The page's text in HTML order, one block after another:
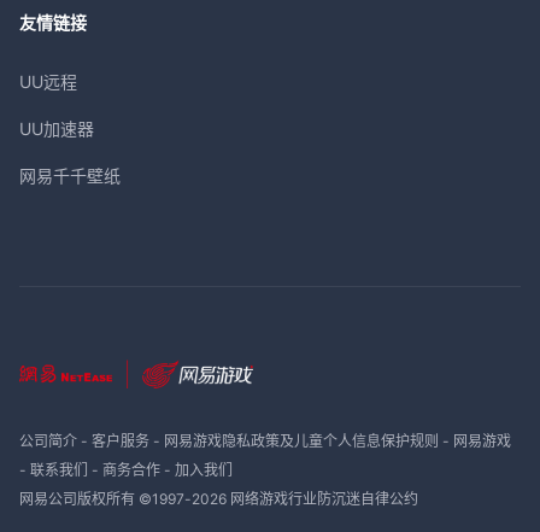
友情链接
UU远程
UU加速器
网易千千壁纸
公司简介- 客户服务- 网易游戏隐私政策及儿童个人信息保护规则 - 网易游戏
- 联系我们 - 商务合作- 加入我们
网易公司版权所有 ©1997-2026 网络游戏行业防沉迷自律公约